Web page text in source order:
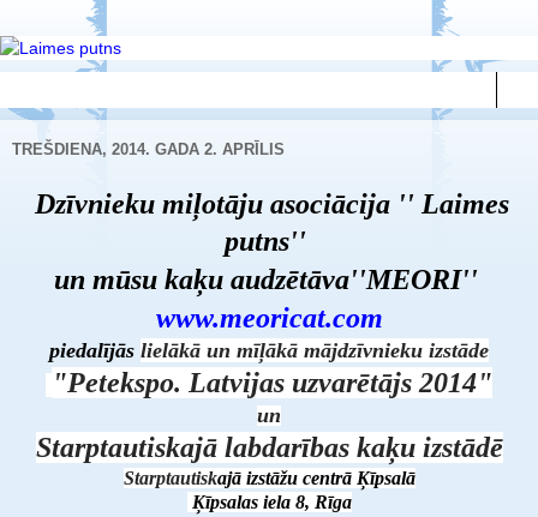
TREŠDIENA, 2014. GADA 2. APRĪLIS
Dzīvnieku miļotāju asociācija '' Laimes
putns''
un mūsu kaķu audzētāva''MEORI''
www.meoricat.com
piedalījās lielākā un mīļākā mājdzīvnieku izstāde
"Petekspo. Latvijas uzvarētājs 2014"
un
Starptautiskajālabdarības kaķu izstādē
Starptautiskajā izstāžu centrā Ķīpsalā
Ķīpsalas iela 8, Rīga